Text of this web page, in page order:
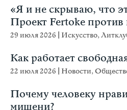
«Я и не скрываю, что
Проект Fertoke
29 июля 2026 Искусство,
Как работает
22 июля 2026 Новости,
Почему человеку
мишени?